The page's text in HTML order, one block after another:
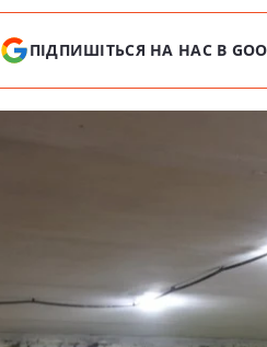
ПІДПИШІТЬСЯ НА НАС В